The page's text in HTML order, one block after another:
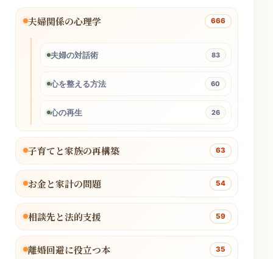
夫婦関係の心理学 666
夫婦の対話術 83
心を整える方法 60
心の再生 26
子育てと家族の再構築 63
お金と家計の問題 54
相談先と法的支援 59
離婚回避に役立つ本 35